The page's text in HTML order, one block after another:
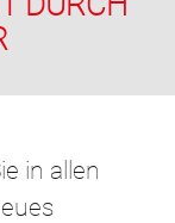
in allen